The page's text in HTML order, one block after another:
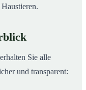
Sie alle
und transparent: